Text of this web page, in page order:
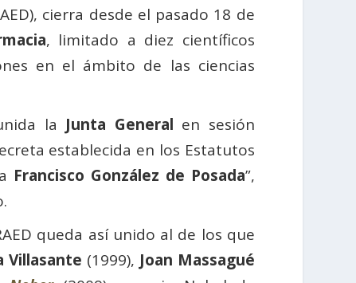
cierra desde el pasado 18 de
, limitado a diez científicos
en el ámbito de las ciencias
la Junta General en sesión
establecida en los Estatutos
Francisco González de Posada”,
queda así unido al de los que
Villasante (1999), Joan Massagué